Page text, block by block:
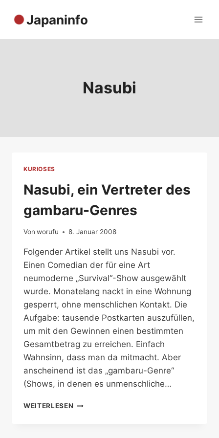
Inhalt
Japaninfo
Nasubi
KURIOSES
Nasubi, ein Vertreter des
gambaru-Genres
Von worufu 8. Januar 2008
Folgender Artikel stellt uns Nasubi vor.
Einen Comedian der für eine Art
neumoderne „Survival“-Show ausgewählt
wurde. Monatelang nackt in eine Wohnung
gesperrt, ohne menschlichen Kontakt. Die
Aufgabe: tausende Postkarten auszufüllen,
um mit den Gewinnen einen bestimmten
Gesamtbetrag zu erreichen. Einfach
Wahnsinn, dass man da mitmacht. Aber
anscheinend ist das „gambaru-Genre“
(Shows, in denen es unmenschliche…
WEITERLESEN NASUBI,